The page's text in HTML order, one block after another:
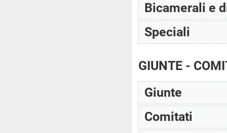
Bicamerali e
Speciali
GIUNTE -
Giunte
Comitati